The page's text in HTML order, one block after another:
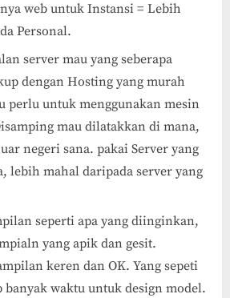
web untuk Instansi = Lebih
Personal.
server mau yang seberapa
dengan Hosting yang murah
perlu untuk menggunakan mesin
mau dilatakkan di mana,
negeri sana. pakai Server yang
lebih mahal daripada server yang
seperti apa yang diinginkan,
yang apik dan gesit.
keren dan OK. Yang sepeti
waktu untuk design model.